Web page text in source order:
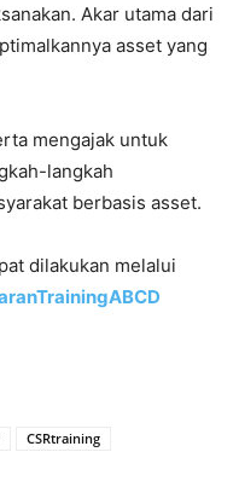
Akar utama dari
asset yang
mengajak untuk
langkah
berbasis asset.
dilakukan melalui
CSRtraining